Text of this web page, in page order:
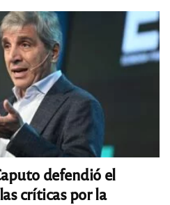
defendió el
críticas por la